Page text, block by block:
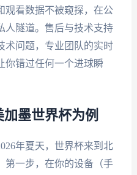
观看数据不被窥探，在公
人隧道。售后与技术支持
术问题，专业团队的实时
你错过任何一个进球瞬
墨世界杯为例
年夏天，世界杯来到北
第一步，在你的设备（手